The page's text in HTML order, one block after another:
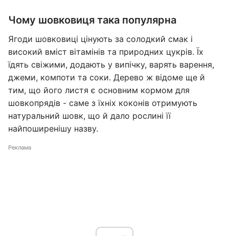
Чому шовковиця така популярна
Ягоди шовковиці цінують за солодкий смак і
високий вміст вітамінів та природних цукрів. Їх
їдять свіжими, додають у випічку, варять варення,
джеми, компоти та соки. Дерево ж відоме ще й
тим, що його листя є основним кормом для
шовкопрядів - саме з їхніх коконів отримують
натуральний шовк, що й дало рослині її
найпоширенішу назву.
Реклама